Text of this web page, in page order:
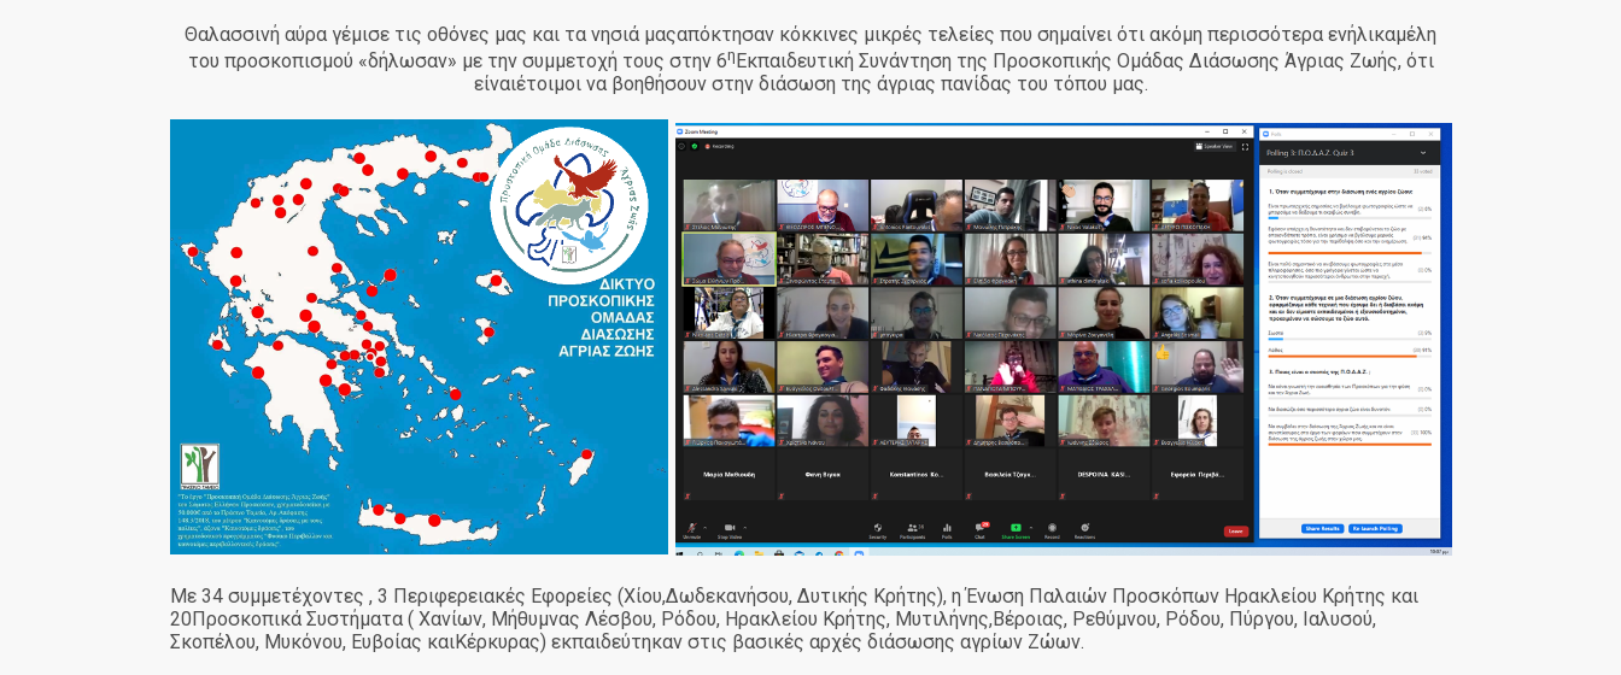
Θαλασσινή αύρα γέμισε τις οθόνες μας και τα νησιά μαςαπόκτησαν κόκκινες μικρές τελείες που σημαίνει ότι ακόμη περισσότερα ενήλικαμέλη
του προσκοπισμού «δήλωσαν» με την συμμετοχή τους στην 6η Εκπαιδευτική Συνάντηση της Προσκοπικής Ομάδας Διάσωσης Άγριας Ζωής, ότι
είναιέτοιμοι να βοηθήσουν στην διάσωση της άγριας πανίδας του τόπου μας.
Με 34 συμμετέχοντες , 3 Περιφερειακές Εφορείες (Χίου,Δωδεκανήσου, Δυτικής Κρήτης), η Ένωση Παλαιών Προσκόπων Ηρακλείου Κρήτης και
20Προσκοπικά Συστήματα ( Χανίων, Μήθυμνας Λέσβου, Ρόδου, Ηρακλείου Κρήτης, Μυτιλήνης,Βέροιας, Ρεθύμνου, Ρόδου, Πύργου, Ιαλυσού,
Σκοπέλου, Μυκόνου, Ευβοίας καιΚέρκυρας) εκπαιδεύτηκαν στις βασικές αρχές διάσωσης αγρίων Ζώων.